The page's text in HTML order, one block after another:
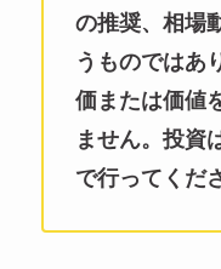
の推奨、相場
うものではあ
価または価値
ません。投資
で行ってくだ